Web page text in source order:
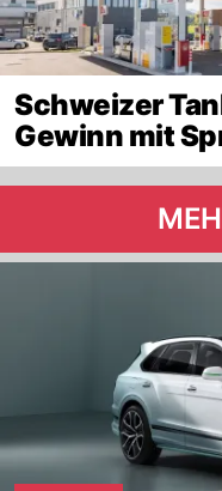
Schweizer
Gewinn mit